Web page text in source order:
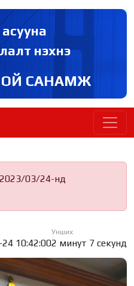
нэхнэ
ОЙ САНАМЖ
2023/03/24-нд
10:42:00
Унших
2 минут 7 секунд